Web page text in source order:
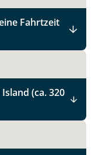
Fahrtzeit
(ca. 320